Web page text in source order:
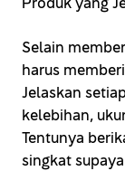
Selain
harus
Jelaskan
kelebihan,
Tentunya
singkat